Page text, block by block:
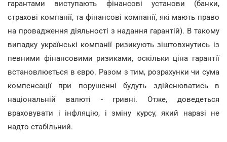
гарантами виступають фінансові установи (банки,
страхові компанії, та фінансові компанії, які мають право
на провадження діяльності з надання гарантій). В такому
випадку українські компанії ризикують зіштовхнутись із
певними фінансовими ризиками, оскільки ціна гарантії
встановлюється в євро. Разом з тим, розрахунки чи сума
компенсації при порушенні будуть здійснюватись в
національній валюті - гривні. Отже, доведеться
враховувати і інфляцію, і зміну курсу, який наразі не
надто стабільний.